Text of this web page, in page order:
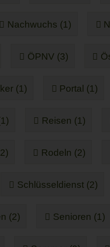
Nachwuchs (1)
ÖPNV (3)
(1) Portal (1)
Reisen (1)
Rodeln (2)
Schlüsseldienst (2)
(2) Senioren (1)